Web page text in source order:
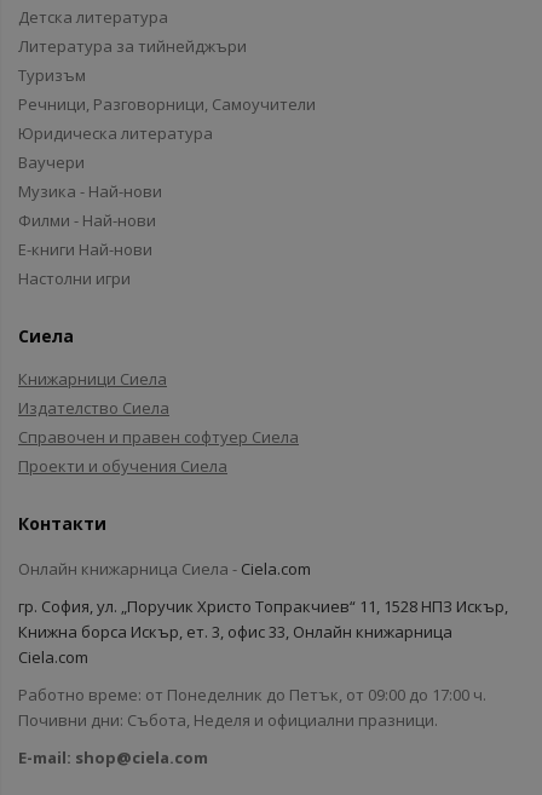
Детска литература
Литература за тийнейджъри
Туризъм
Речници, Разговорници, Самоучители
Юридическа литература
Ваучери
Музика - Най-нови
Филми - Най-нови
Е-книги Най-нови
Настолни игри
Сиела
Книжарници Сиела
Издателство Сиела
Справочен и правен софтуер Сиела
Проекти и обучения Сиела
Контакти
Онлайн книжарница Сиела - Ciela.com
гр. София, ул. „Поручик Христо Топракчиев“ 11, 1528 НПЗ Искър,
Книжна борса Искър, ет. 3, офис 33, Онлайн книжарница
Ciela.com
Работно време: от Понеделник до Петък, от 09:00 до 17:00 ч.
Почивни дни: Събота, Неделя и официални празници.
E-mail: shop@ciela.com